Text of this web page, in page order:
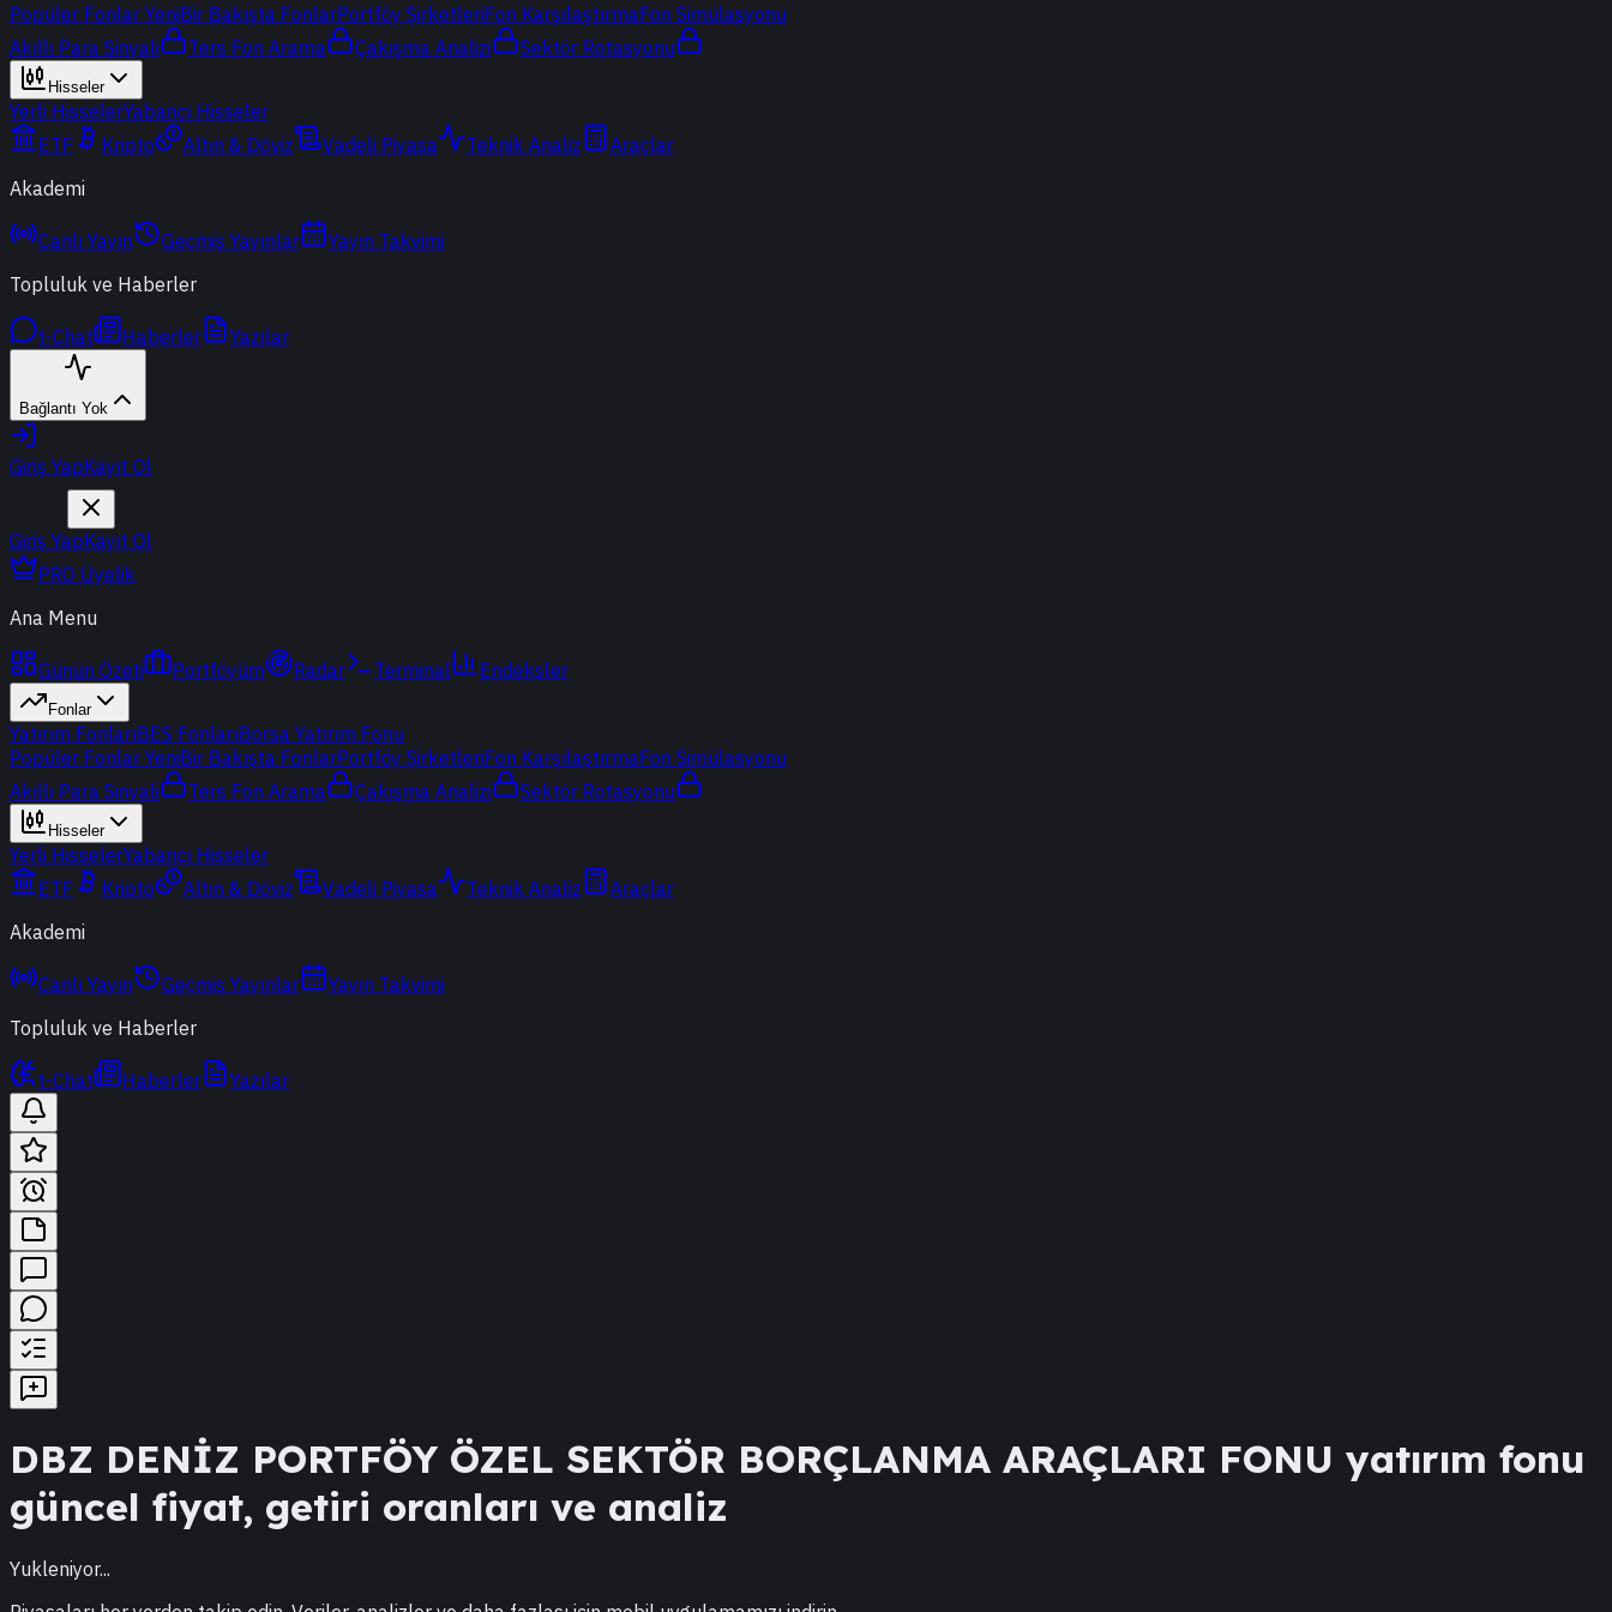
Popüler Fonlar YeniBir Bakışta FonlarPortföy ŞirketleriFon KarşılaştırmaFon Simülasyonu
Akıllı Para Sinyali
Ters Fon Arama Çakışma Analizi Sektör Rotasyonu
Hisseler
Yerli HisselerYabancı Hisseler
ETF
Kripto Altın & Döviz Vadeli Piyasa Teknik Analiz
Araçlar
Akademi
Canlı Yayın Geçmiş Yayınlar
Yayın Takvimi
Topluluk ve Haberler
t-Chat Haberler Yazılar
Bağlantı Yok
Giriş YapKayıt Ol
Giriş YapKayıt Ol
PRO Üyelik
Ana Menu
Günün Özeti Portföyüm Radar Terminal Endeksler
Fonlar
Yatırım FonlarıBES FonlarıBorsa Yatırım Fonu
Popüler Fonlar YeniBir Bakışta FonlarPortföy ŞirketleriFon KarşılaştırmaFon Simülasyonu
Akıllı Para Sinyali
Ters Fon Arama Çakışma Analizi Sektör Rotasyonu
Hisseler
Yerli HisselerYabancı Hisseler
ETF
Kripto Altın & Döviz Vadeli Piyasa Teknik Analiz
Araçlar
Akademi
Canlı Yayın Geçmiş Yayınlar
Yayın Takvimi
Topluluk ve Haberler
t-Chat Haberler Yazılar
DBZ DENİZ PORTFÖY ÖZEL SEKTÖR BORÇLANMA ARAÇLARI FONU yatırım fonu
güncel fiyat, getiri oranları ve analiz
Yukleniyor...